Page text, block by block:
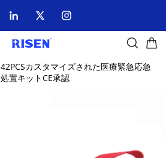
42PCSカスタマイズされた医療緊急応急
処置キットCE承認